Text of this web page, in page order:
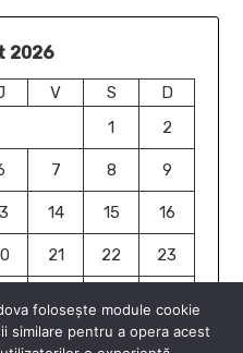
2026
V S
D
1
2
7 8 9
14 15 16
21 22 23
folosește module cookie
similare pentru a opera acest